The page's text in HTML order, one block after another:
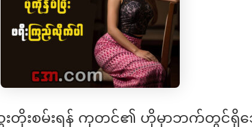
တိုးစမ်းရန် ကုတင်၏ ဟိုမှာဘက်တွင်ရှိ